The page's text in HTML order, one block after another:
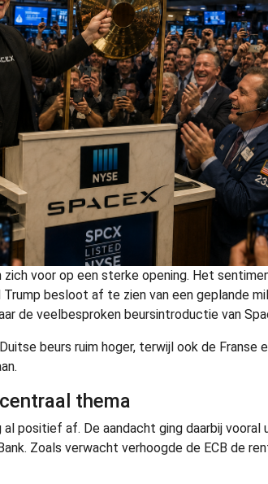
zich voor op een sterke opening. Het
besloot af te zien van een geplande
de veelbesproken beursintroductie van
beurs ruim hoger, terwijl ook de Franse
thema
positief af. De aandacht ging daarbij vooral
Zoals verwacht verhoogde de ECB de